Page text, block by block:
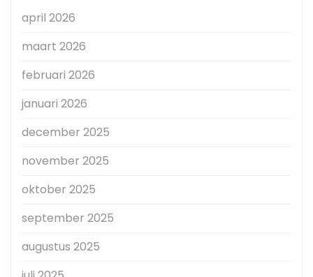
april 2026
maart 2026
februari 2026
januari 2026
december 2025
november 2025
oktober 2025
september 2025
augustus 2025